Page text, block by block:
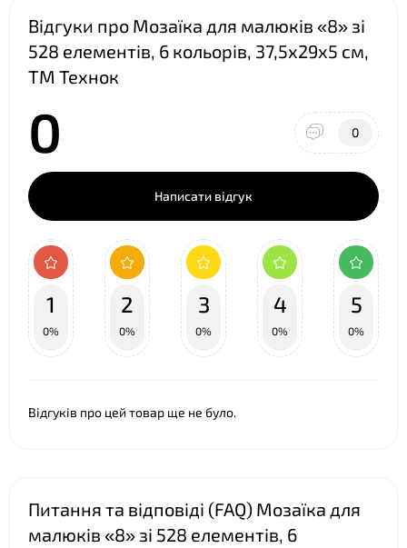
Відгуки про Мозаїка для малюків «8» зі
528 елементів, 6 кольорів, 37,5х29х5 см,
ТМ Технок
0 0
Написати відгук
1
0%
2
0%
3
0%
4
0%
5
0%
Відгуків про цей товар ще не було.
Питання та відповіді (FAQ) Мозаїка для
малюків «8» зі 528 елементів, 6